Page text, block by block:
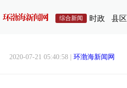
综合新闻 时政 县区
2020-07-21 05:40:58 | 环渤海新闻网